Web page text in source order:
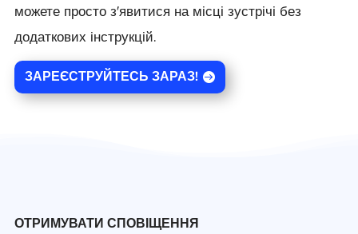
можете просто з'явитися на місці зустрічі без
додаткових інструкцій.
ЗАРЕЄСТРУЙТЕСЬ ЗАРАЗ!
ОТРИМУВАТИ СПОВІЩЕННЯ